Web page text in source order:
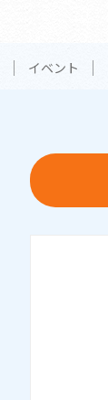
イベント